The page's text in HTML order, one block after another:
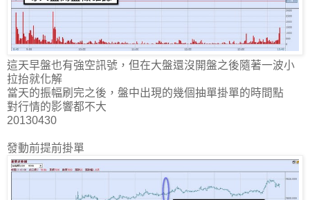
這天早盤也有強空訊號，但在大盤還沒開盤之後隨著一波小
拉抬就化解
當天的振幅刷完之後，盤中出現的幾個抽單掛單的時間點
對行情的影響都不大
20130430
發動前提前掛單